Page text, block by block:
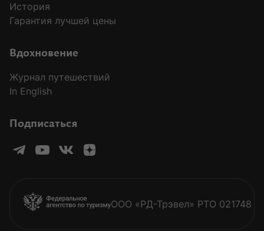
История
Гарантия лучшей цены
Вдохновение
Журнал путешествий
In English
Подписаться
ООО «РД-Трэвел» РТО 021748